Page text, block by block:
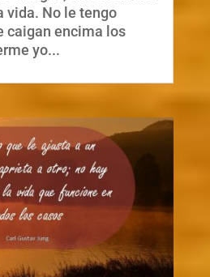
vida. No le tengo
caigan encima los
yo...